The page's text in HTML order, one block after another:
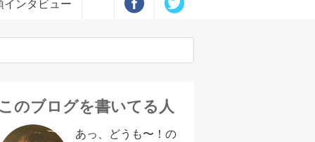
ンタビュー
のブログを書いてる人
あっ、どうも〜！の